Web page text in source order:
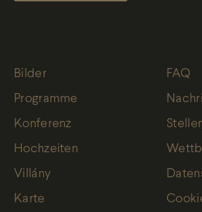
Bilder
Programme
Konferenz
Hochzeiten
Villány
Karte
FAQ